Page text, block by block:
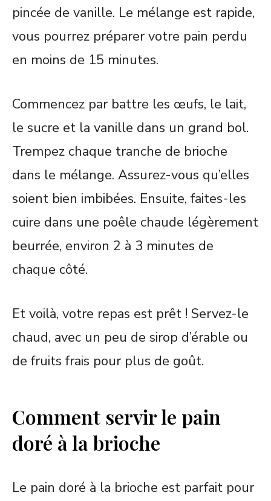
pincée de vanille. Le mélange est rapide,
vous pourrez préparer votre pain perdu
en moins de 15 minutes.
Commencez par battre les œufs, le lait,
le sucre et la vanille dans un grand bol.
Trempez chaque tranche de brioche
dans le mélange. Assurez-vous qu’elles
soient bien imbibées. Ensuite, faites-les
cuire dans une poêle chaude légèrement
beurrée, environ 2 à 3 minutes de
chaque côté.
Et voilà, votre repas est prêt ! Servez-le
chaud, avec un peu de sirop d’érable ou
de fruits frais pour plus de goût.
Comment servir le pain
doré à la brioche
Le pain doré à la brioche est parfait pour